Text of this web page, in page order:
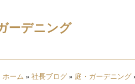
ーデニング
ホーム » 社長ブログ » 庭・ガーデニング